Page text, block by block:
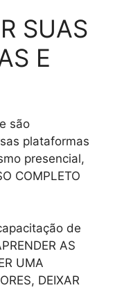
SUAS
E
são
plataformas
presencial,
COMPLETO
de
AS
UMA
DEIXAR